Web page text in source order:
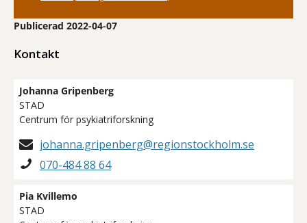
Publicerad 2022-04-07
Kontakt
Johanna Gripenberg
STAD
Centrum för psykiatriforskning
johanna.gripenberg@regionstockholm.se
070-484 88 64
Pia Kvillemo
STAD